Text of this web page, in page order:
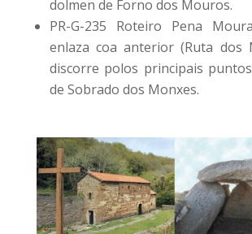
dolmen de Forno dos Mouros.
PR-G-235 Roteiro Pena
enlaza coa anterior (Ruta dos
discorre polos principais
de Sobrado dos Monxes.